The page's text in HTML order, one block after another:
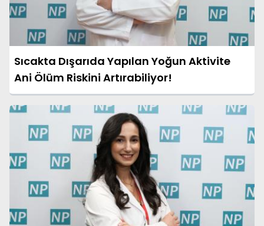
Sıcakta Dışarıda Yapılan Yoğun Aktivite
Ani Ölüm Riskini Artırabiliyor!